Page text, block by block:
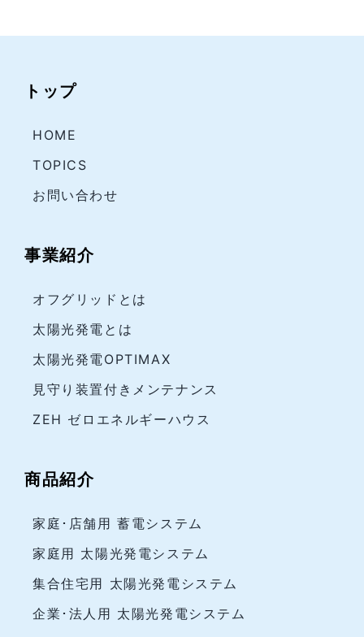
トップ
HOME
TOPICS
お問い合わせ
事業紹介
オフグリッドとは
太陽光発電とは
太陽光発電OPTIMAX
見守り装置付きメンテナンス
ZEH ゼロエネルギーハウス
商品紹介
家庭･店舗用 蓄電システム
家庭用 太陽光発電システム
集合住宅用 太陽光発電システム
企業･法人用 太陽光発電システム